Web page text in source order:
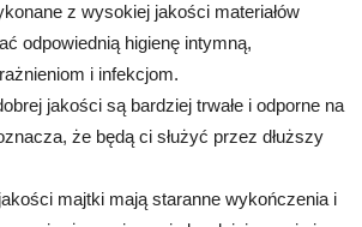
z wysokiej jakości materiałów
odpowiednią higienę intymną,
i infekcjom.
jakości są bardziej trwałe i odporne na
że będą ci służyć przez dłuższy
majtki mają staranne wykończenia i